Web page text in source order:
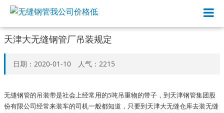
天津大无缝钢管厂吊装规定
日期：2020-01-10 人气：2215
无缝钢管的吊装带是社会上经常用的5吨吊重物的带子，到天津钢管集团股
份有限公司经常来装车的司机一般都知道，只要到天津大无缝仓库去装无缝